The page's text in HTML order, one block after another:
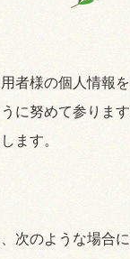
者様の個人情報を
に努めて参ります
ます。
次のような場合